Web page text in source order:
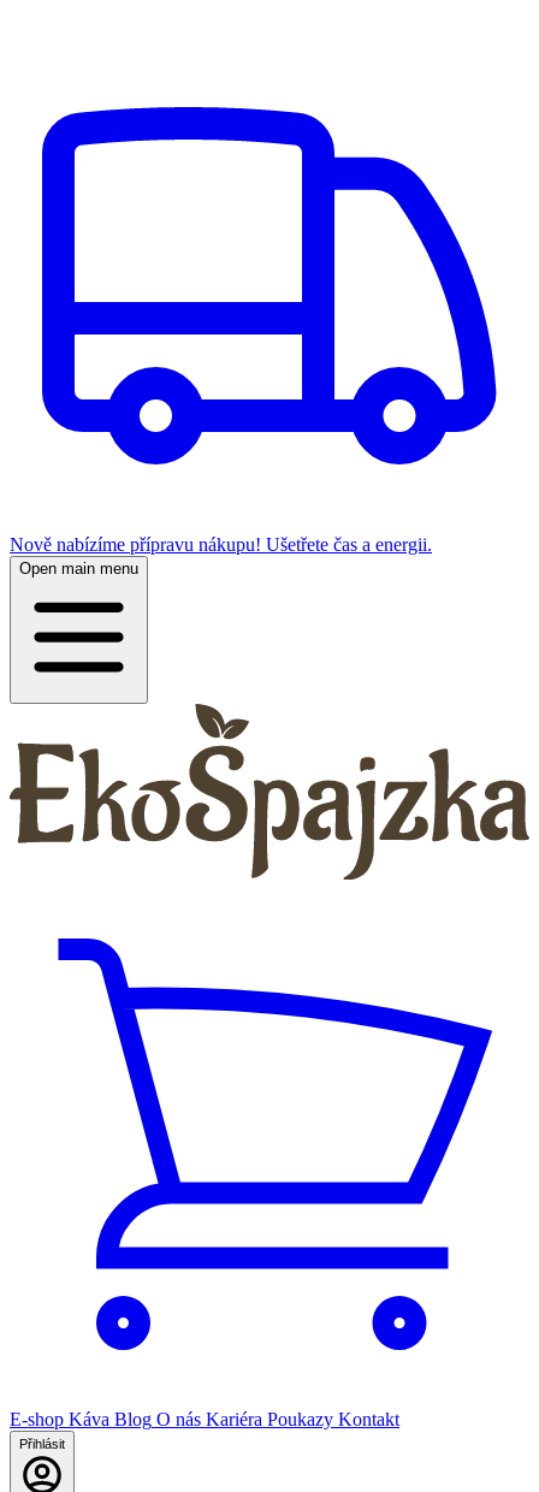
Nově nabízíme přípravu nákupu! Ušetřete čas a energii.
Open main menu
E-shop Káva Blog O nás Kariéra Poukazy Kontakt
Přihlásit